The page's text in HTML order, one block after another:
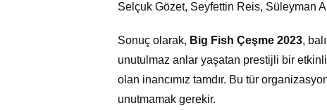
Selçuk Gözet, Seyfettin Reis, Süleyman
Sonuç olarak, Big Fish Çeşme 2023,
unutulmaz anlar yaşatan prestijli bir
olan inancımız tamdır. Bu tür
unutmamak gerekir.